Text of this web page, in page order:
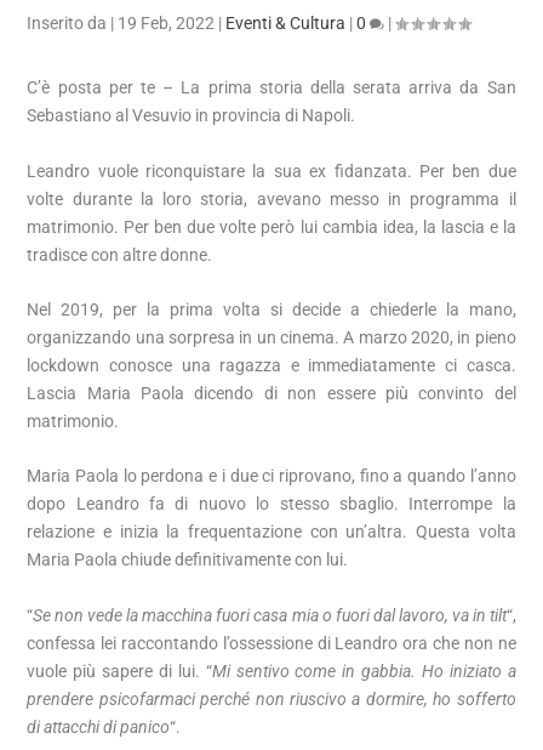
Inserito da | 19 Feb, 2022 | Eventi & Cultura |0 |
C’è posta per te – La prima storia della serata arriva da San
Sebastiano al Vesuvio in provincia di Napoli.
Leandro vuole riconquistare la sua ex fidanzata. Per ben due
volte durante la loro storia, avevano messo in programma il
matrimonio. Per ben due volte però lui cambia idea, la lascia e la
tradisce con altre donne.
Nel 2019, per la prima volta si decide a chiederle la mano,
organizzando una sorpresa in un cinema. A marzo 2020, in pieno
lockdown conosce una ragazza e immediatamente ci casca.
Lascia Maria Paola dicendo di non essere più convinto del
matrimonio.
Maria Paola lo perdona e i due ci riprovano, fino a quando l’anno
dopo Leandro fa di nuovo lo stesso sbaglio. Interrompe la
relazione e inizia la frequentazione con un’altra. Questa volta
Maria Paola chiude definitivamente con lui.
“Se non vede la macchina fuori casa mia o fuori dal lavoro, va in tilt“,
confessa lei raccontando l’ossessione di Leandro ora che non ne
vuole più sapere di lui. “Mi sentivo come in gabbia. Ho iniziato a
prendere psicofarmaci perché non riuscivo a dormire, ho sofferto
di attacchi di panico“.